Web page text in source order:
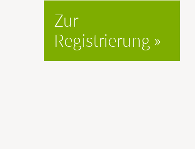
Zur
Registrierung